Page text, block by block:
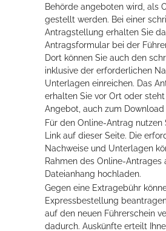
Behörde angeboten wird, als
gestellt werden. Bei einer
Antragstellung erhalten Sie
Antragsformular bei der
Dort können Sie auch den
inklusive der erforderlichen
Unterlagen einreichen. Das
erhalten Sie vor Ort oder steht
Angebot, auch zum
Für den Online-Antrag nutzen
Link auf dieser Seite. Die
Nachweise und Unterlagen
Rahmen des Online-Antrages
Dateianhang hochladen.
Gegen eine Extragebühr
Expressbestellung bean
auf den neuen Führerschein
dadurch. Auskünfte erteilt